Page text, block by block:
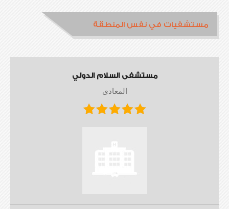
مستشفيات في نفس المنطقة
مستشفى السلام الدولي
المعادى